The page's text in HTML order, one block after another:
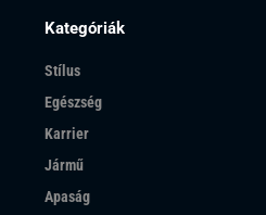
Kategóriák
Stílus
Egészség
Karrier
Jármű
Apaság